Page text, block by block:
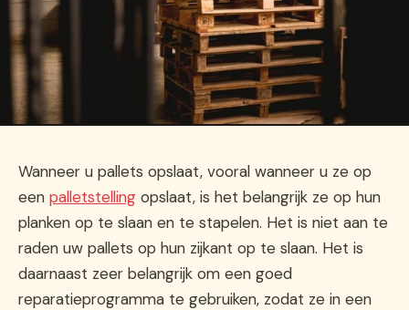
Wanneer u pallets opslaat, vooral wanneer u ze op
een palletstelling opslaat, is het belangrijk ze op hun
planken op te slaan en te stapelen. Het is niet aan te
raden uw pallets op hun zijkant op te slaan. Het is
daarnaast zeer belangrijk om een goed
reparatieprogramma te gebruiken, zodat ze in een